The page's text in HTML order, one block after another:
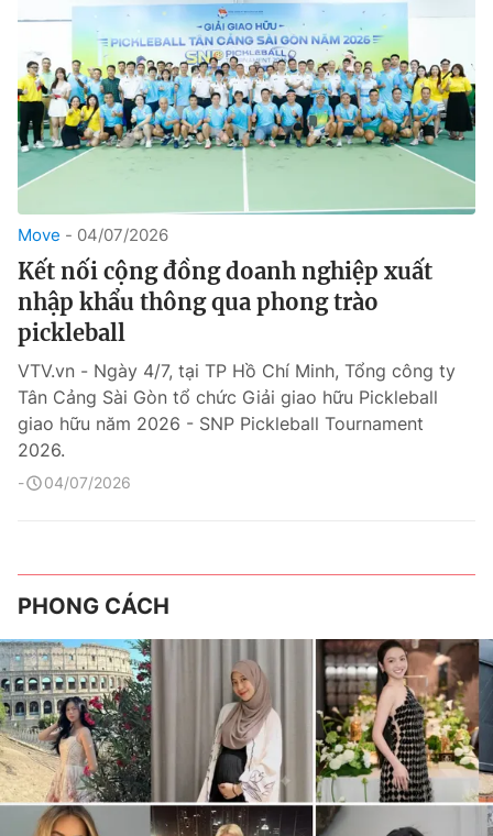
Move 04/07/2026
Kết nối cộng đồng doanh nghiệp xuất
nhập khẩu thông qua phong trào
pickleball
VTV.vn - Ngày 4/7, tại TP Hồ Chí Minh, Tổng công ty
Tân Cảng Sài Gòn tổ chức Giải giao hữu Pickleball
giao hữu năm 2026 - SNP Pickleball Tournament
2026.
04/07/2026
PHONG CÁCH